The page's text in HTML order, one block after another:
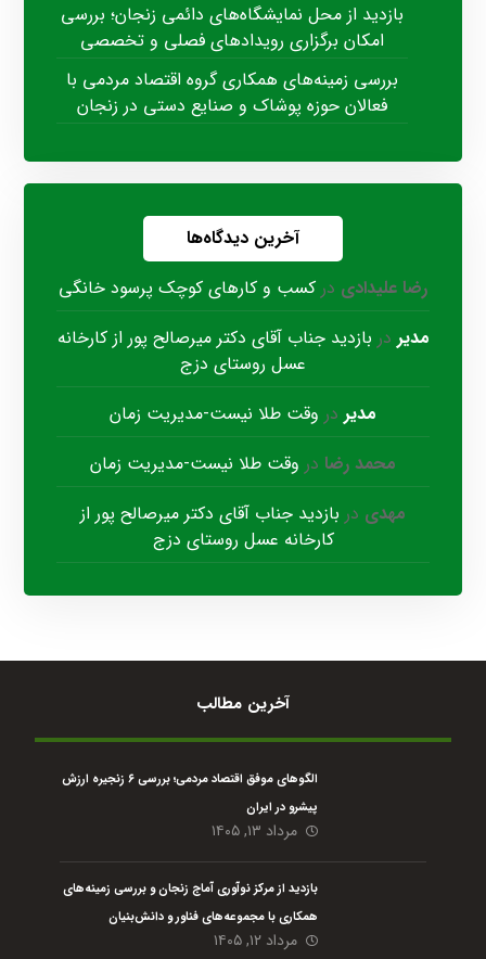
بازدید از محل نمایشگاه‌های دائمی زنجان؛ بررسی
امکان برگزاری رویدادهای فصلی و تخصصی
بررسی زمینه‌های همکاری گروه اقتصاد مردمی با
فعالان حوزه پوشاک و صنایع دستی در زنجان
آخرین دیدگاه‌ها
رضا علیدادی در کسب و کارهای کوچک پرسود خانگی
مدیر در بازدید جناب آقای دکتر میرصالح پور از کارخانه
عسل روستای دزج
مدیر در وقت طلا نیست-مدیریت زمان
محمد رضا در وقت طلا نیست-مدیریت زمان
مهدی در بازدید جناب آقای دکتر میرصالح پور از
کارخانه عسل روستای دزج
آخرین مطالب
الگوهای موفق اقتصاد مردمی؛ بررسی ۶ زنجیره ارزش
پیشرو در ایران
مرداد ۱۳, ۱۴۰۵
بازدید از مرکز نوآوری آماج زنجان و بررسی زمینه‌های
همکاری با مجموعه‌های فناور و دانش‌بنیان
مرداد ۱۲, ۱۴۰۵